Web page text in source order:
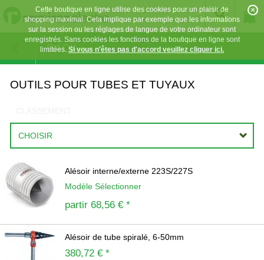
Cette boutique en ligne utilise des cookies pour un plaisir de
shopping maximal. Cela implique par exemple que les informations
sur la session ou les réglages de langue de votre ordinateur sont
enregistrés. Sans cookies les fonctions de la boutique en ligne sont
limitées. Si vous n'êtes pas d'accord veuillez cliquer ici.
BACK
OUTILS POUR TUBES ET TUYAUX
CHOISIR
Alésoir interne/externe 223S/227S
Modèle Sélectionner
partir 68,56 € *
Alésoir de tube spiralé, 6-50mm
380,72 € *